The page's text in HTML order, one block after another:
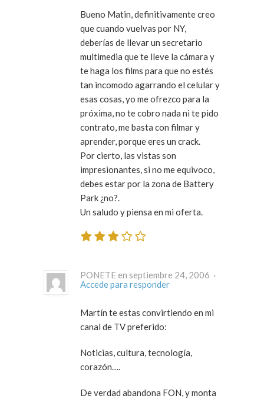
Bueno Matin, definitivamente creo
que cuando vuelvas por NY,
deberías de llevar un secretario
multimedia que te lleve la cámara y
te haga los films para que no estés
tan incomodo agarrando el celular y
esas cosas, yo me ofrezco para la
próxima, no te cobro nada ni te pido
contrato, me basta con filmar y
aprender, porque eres un crack.
Por cierto, las vistas son
impresionantes, si no me equivoco,
debes estar por la zona de Battery
Park ¿no?.
Un saludo y piensa en mi oferta.
PONETE en septiembre 24, 2006 ·
Accede para responder
Martín te estas convirtiendo en mi
canal de TV preferido:
Noticias, cultura, tecnología,
corazón….
De verdad abandona FON, y monta